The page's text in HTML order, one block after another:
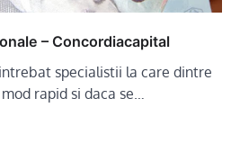
– Concordiacapital
specialistii la care dintre
rapid si daca se…